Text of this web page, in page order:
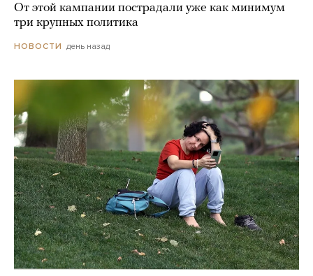
От этой кампании пострадали уже как минимум
три крупных политика
НОВОСТИ день назад